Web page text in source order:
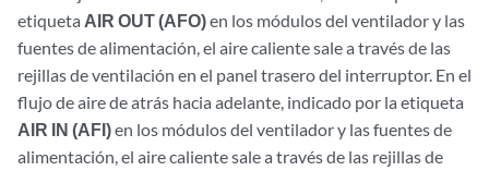
etiqueta AIR OUT (AFO)en los módulos del ventilador y las
fuentes de alimentación, el aire caliente sale a través de las
rejillas de ventilación en el panel trasero del interruptor. En el
flujo de aire de atrás hacia adelante, indicado por la etiqueta
AIR IN (AFI)en los módulos del ventilador y las fuentes de
alimentación, el aire caliente sale a través de las rejillas de